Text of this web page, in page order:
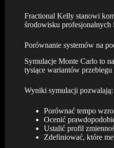
Fractional Kelly stanowi
środowisku profesjonalnych
Porównanie systemów na
Symulacje Monte Carlo to
tysiące wariantów
Wyniki symulacji pozwalają:
Porównać tempo
Ocenić
Ustalić profil
Zdefiniować, które